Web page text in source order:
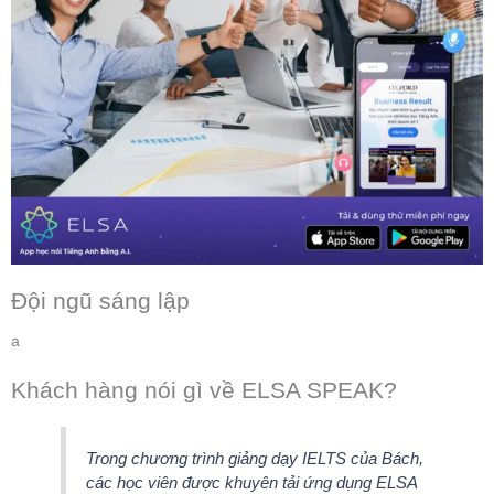
Đội ngũ sáng lập
a
Khách hàng nói gì về ELSA SPEAK?
Trong chương trình giảng dạy IELTS của Bách,
các học viên được khuyên tải ứng dụng ELSA